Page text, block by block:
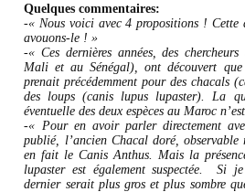
Quelques commentaires:
-« Nous voici avec 4 propositions ! Cette
avouons-le ! »
-« Ces dernières années, des
Mali et au Sénégal), ont découvert
prenait précédemment pour des chacals
des loups (canis lupus lupaster). La
éventuelle des deux espèces au Maroc
-« Pour en avoir parler directement
publié, l’ancien Chacal doré, observable
en fait le Canis Anthus. Mais la
lupaster est également suspectée. Si
dernier serait plus gros et plus sombre